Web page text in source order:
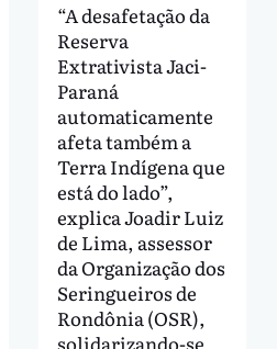
“A desafetação da
Reserva
Extrativista Jaci-
Paraná
automaticamente
afeta também a
Terra Indígena que
está do lado”,
explica Joadir Luiz
de Lima, assessor
da Organização dos
Seringueiros de
Rondônia (OSR),
solidarizando-se